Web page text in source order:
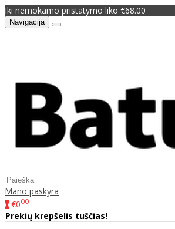
Iki nemokamo pristatymo liko €68.00
Navigacija
Mano paskyra
0 €000
Prekių krepšelis tuščias!